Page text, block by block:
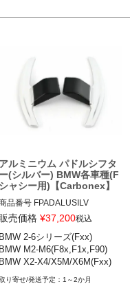
BMW M2(F87) 16-20
BMW M3(F80) 13-19
BMW M4(F82) 13-19
アルミニウム パドルシフタ
ー(シルバー) BMW各車種(F
シャシー用)【Carbonex】
品番号 FPADALUSILV
BMW 2シリーズ(F22,F23)
BMW 3シリーズ(F30,F31)
BMW 4シリーズ(F32,F33,F36)
5シリーズ(F10)
販売価格 ¥37,200税込
BMW 2-6シリーズ(Fxx)
BMW M2-M6(F8x,F1x,F90)
BMW X2-X4/X5M/X6M(Fxx)
1～2か月